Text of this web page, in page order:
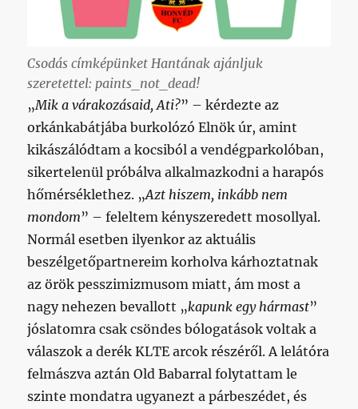
Csodás címképünket Hantának ajánljuk
szeretettel: paints_not_dead!
„Mik a várakozásaid, Ati?” – kérdezte az
orkánkabátjába burkolózó Elnök úr, amint
kikászálódtam a kocsiból a vendégparkolóban,
sikertelenül próbálva alkalmazkodni a harapós
hőmérséklethez. „Azt hiszem, inkább nem
mondom” – feleltem kényszeredett mosollyal.
Normál esetben ilyenkor az aktuális
beszélgetőpartnereim korholva kárhoztatnak
az örök pesszimizmusom miatt, ám most a
nagy nehezen bevallott „kapunk egy hármast”
jóslatomra csak csöndes bólogatások voltak a
válaszok a derék KLTE arcok részéről. A lelátóra
felmászva aztán Old Babarral folytattam le
szinte mondatra ugyanezt a párbeszédet, és